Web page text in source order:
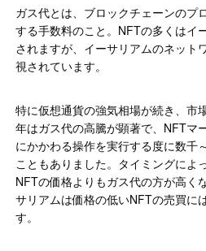
ガス代とは、ブロックチェーンのプ
する手数料のこと。NFTの多くはイ
されますが、イーサリアムのネット
視されています。
特に仮想通貨の強気相場が続き、市
年はガス代の高騰が顕著で、NFTマ
にかかわる操作を実行する度に数千
こともありました。タイミングによ
NFTの価格よりもガス代の方が高く
サリアムは価格の低いNFTの売買に
す。